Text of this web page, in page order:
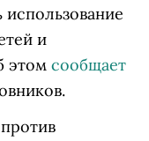
и
этом сообщает